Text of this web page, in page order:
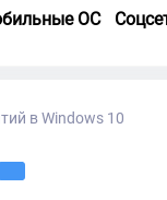
ОС
в Windows 10